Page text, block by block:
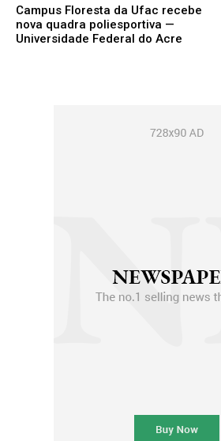
Campus Floresta da Ufac recebe
nova quadra poliesportiva —
Universidade Federal do Acre